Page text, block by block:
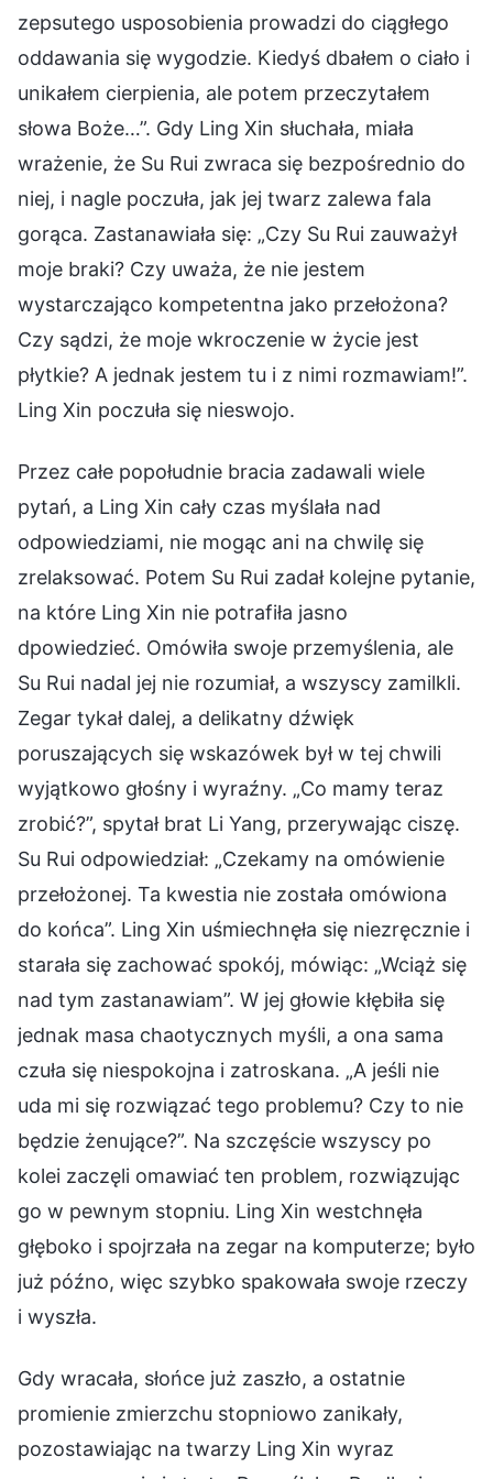
zepsutego usposobienia prowadzi do ciągłego
oddawania się wygodzie. Kiedyś dbałem o ciało i
unikałem cierpienia, ale potem przeczytałem
słowa Boże…”. Gdy Ling Xin słuchała, miała
wrażenie, że Su Rui zwraca się bezpośrednio do
niej, i nagle poczuła, jak jej twarz zalewa fala
gorąca. Zastanawiała się: „Czy Su Rui zauważył
moje braki? Czy uważa, że nie jestem
wystarczająco kompetentna jako przełożona?
Czy sądzi, że moje wkroczenie w życie jest
płytkie? A jednak jestem tu i z nimi rozmawiam!”.
Ling Xin poczuła się nieswojo.
Przez całe popołudnie bracia zadawali wiele
pytań, a Ling Xin cały czas myślała nad
odpowiedziami, nie mogąc ani na chwilę się
zrelaksować. Potem Su Rui zadał kolejne pytanie,
na które Ling Xin nie potrafiła jasno
dpowiedzieć. Omówiła swoje przemyślenia, ale
Su Rui nadal jej nie rozumiał, a wszyscy zamilkli.
Zegar tykał dalej, a delikatny dźwięk
poruszających się wskazówek był w tej chwili
wyjątkowo głośny i wyraźny. „Co mamy teraz
zrobić?”, spytał brat Li Yang, przerywając ciszę.
Su Rui odpowiedział: „Czekamy na omówienie
przełożonej. Ta kwestia nie została omówiona
do końca”. Ling Xin uśmiechnęła się niezręcznie i
starała się zachować spokój, mówiąc: „Wciąż się
nad tym zastanawiam”. W jej głowie kłębiła się
jednak masa chaotycznych myśli, a ona sama
czuła się niespokojna i zatroskana. „A jeśli nie
uda mi się rozwiązać tego problemu? Czy to nie
będzie żenujące?”. Na szczęście wszyscy po
kolei zaczęli omawiać ten problem, rozwiązując
go w pewnym stopniu. Ling Xin westchnęła
głęboko i spojrzała na zegar na komputerze; było
już późno, więc szybko spakowała swoje rzeczy
i wyszła.
Gdy wracała, słońce już zaszło, a ostatnie
promienie zmierzchu stopniowo zanikały,
pozostawiając na twarzy Ling Xin wyraz